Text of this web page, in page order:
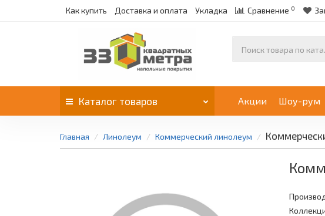
Как купить Доставка и оплата Укладка Сравнение 0
Каталог товаров Акции Шоу-рум
Главная Линолеум Коммерческий линолеум